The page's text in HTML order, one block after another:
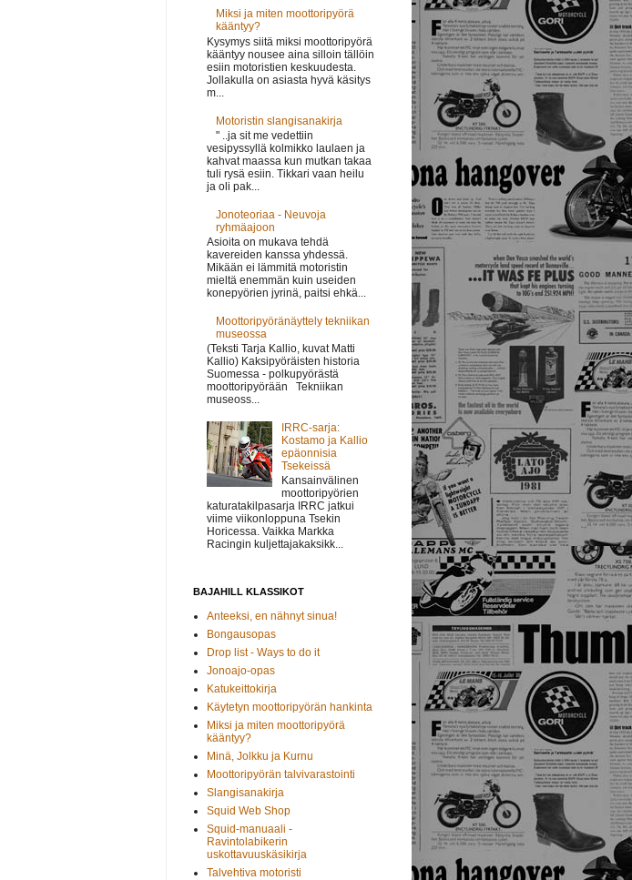
Miksi ja miten moottoripyörä
kääntyy?
Kysymys siitä miksi moottoripyörä
kääntyy nousee aina silloin tällöin
esiin motoristien keskuudesta.
Jollakulla on asiasta hyvä käsitys
m...
Motoristin slangisanakirja
" ..ja sit me vedettiin
vesipyssyllä kolmikko laulaen ja
kahvat maassa kun mutkan takaa
tuli rysä esiin. Tikkari vaan heilu
ja oli pak...
Jonoteoriaa - Neuvoja
ryhmäajoon
Asioita on mukava tehdä
kavereiden kanssa yhdessä.
Mikään ei lämmitä motoristin
mieltä enemmän kuin useiden
konepyörien jyrinä, paitsi ehkä...
Moottoripyöränäyttely tekniikan
museossa
(Teksti Tarja Kallio, kuvat Matti
Kallio) Kaksipyöräisten historia
Suomessa - polkupyörästä
moottoripyörään Tekniikan
museoss...
IRRC-sarja:
Kostamo ja Kallio
epäonnisia
Tsekeissä
Kansainvälinen
moottoripyörien
katuratakilpasarja IRRC jatkui
viime viikonloppuna Tsekin
Horicessa. Vaikka Markka
Racingin kuljettajakaksikk...
BAJAHILL KLASSIKOT
Anteeksi, en nähnyt sinua!
Bongausopas
Drop list - Ways to do it
Jonoajo-opas
Katukeittokirja
Käytetyn moottoripyörän hankinta
Miksi ja miten moottoripyörä
kääntyy?
Minä, Jolkku ja Kurnu
Moottoripyörän talvivarastointi
Slangisanakirja
Squid Web Shop
Squid-manuaali -
Ravintolabikerin
uskottavuuskäsikirja
Talvehtiva motoristi